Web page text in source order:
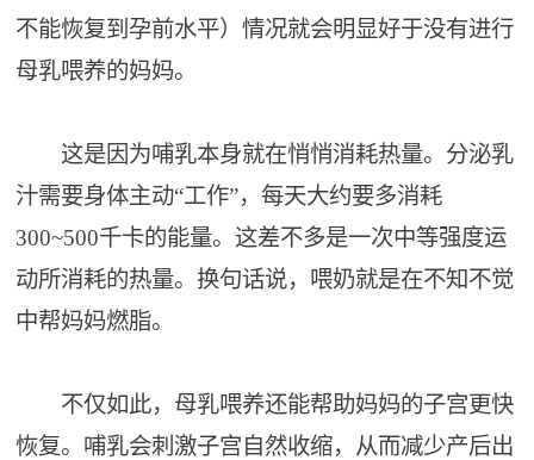
不能恢复到孕前水平）情况就会明显好于没有进行
母乳喂养的妈妈。
这是因为哺乳本身就在悄悄消耗热量。分泌乳
汁需要身体主动“工作”，每天大约要多消耗
300~500千卡的能量。这差不多是一次中等强度运
动所消耗的热量。换句话说，喂奶就是在不知不觉
中帮妈妈燃脂。
不仅如此，母乳喂养还能帮助妈妈的子宫更快
恢复。哺乳会刺激子宫自然收缩，从而减少产后出